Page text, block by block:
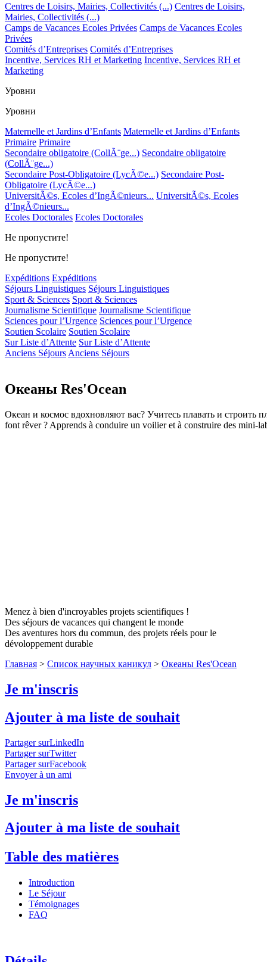
Centres de Loisirs, Mairies, Collectivités (...) Centres de Loisirs,
Mairies, Collectivités (...)
Camps de Vacances Ecoles Privées Camps de Vacances Ecoles
Privées
Comités d’Entreprises Comités d’Entreprises
Incentive, Services RH et Marketing Incentive, Services RH et
Marketing
Уровни
Уровни
Maternelle et Jardins d’Enfants Maternelle et Jardins d’Enfants
Primaire Primaire
Secondaire obligatoire (CollÃ¨ge...) Secondaire obligatoire
(CollÃ¨ge...)
Secondaire Post-Obligatoire (LycÃ©e...) Secondaire Post-
Obligatoire (LycÃ©e...)
UniversitÃ©s, Ecoles d’IngÃ©nieurs... UniversitÃ©s, Ecoles
d’IngÃ©nieurs...
Ecoles Doctorales Ecoles Doctorales
Не пропустите!
Не пропустите!
Expéditions Expéditions
Séjours Linguistiques Séjours Linguistiques
Sport & Sciences Sport & Sciences
Journalisme Scientifique Journalisme Scientifique
Sciences pour l’Urgence Sciences pour l’Urgence
Soutien Scolaire Soutien Scolaire
Sur Liste d’Attente Sur Liste d’Attente
Anciens Séjours Anciens Séjours
Океаны Res'Ocean
Океан и космос вдохновляют вас? Учитесь плавать и строить
font rêver ? Apprends à conduire un voilier et à construire des mini-
Menez à bien d'incroyables projets scientifiques !
Des séjours de vacances qui changent le monde
Des aventures hors du commun, des projets réels pour le
dévoloppement durable
Главная > Список научных каникул > Океаны Res'Ocean
Je m'inscris
Ajouter à ma liste de souhait
Partager surLinkedIn
Partager surTwitter
Partager surFacebook
Envoyer à un ami
Je m'inscris
Ajouter à ma liste de souhait
Table des matières
Introduction
Le Séjour
Témoignages
FAQ